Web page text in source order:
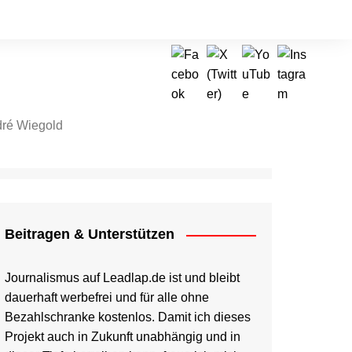
Wiegold
Beitragen & Unterstützen
Journalismus auf Leadlap.de ist und bleibt
dauerhaft werbefrei und für alle ohne
Bezahlschranke kostenlos. Damit ich dieses
Projekt auch in Zukunft unabhängig und in